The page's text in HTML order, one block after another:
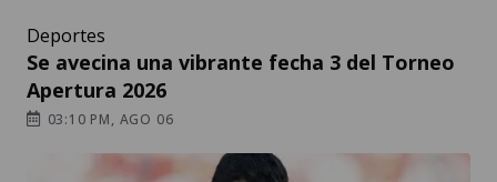
Deportes
Se avecina una vibrante fecha 3 del Torneo
Apertura 2026
03:10 PM, AGO 06